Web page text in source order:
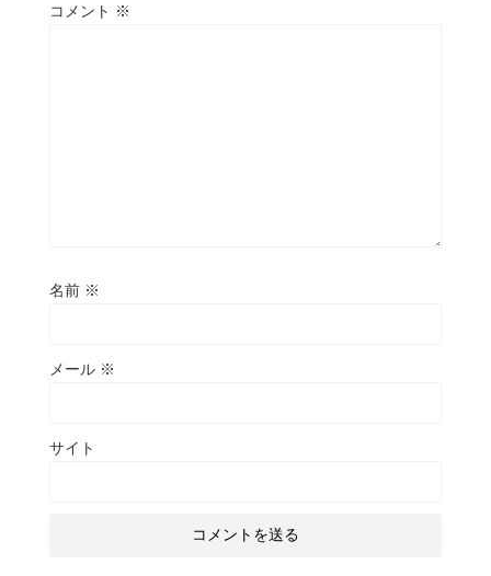
コメント ※
名前 ※
メール ※
サイト